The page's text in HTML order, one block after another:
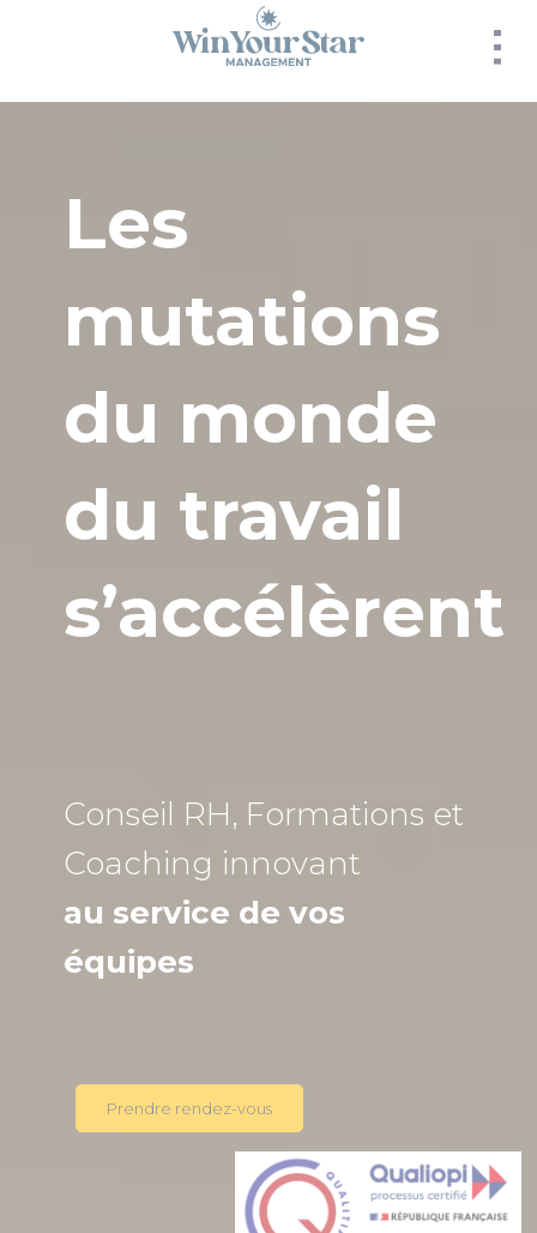
Les
mutations
du monde
du travail
s’accélèrent
Conseil RH, Formations et
Coaching innovant
au service de vos
équipes
Prendre rendez-vous